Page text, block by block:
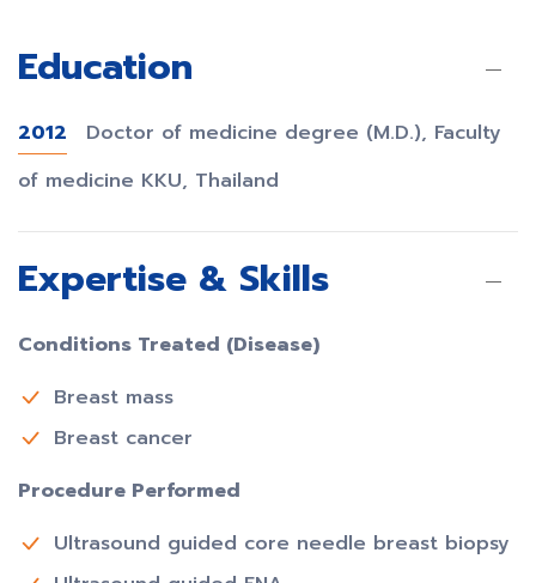
Education
2012
Doctor of medicine degree (M.D.), Faculty
of medicine KKU, Thailand
Expertise & Skills
Conditions Treated (Disease)
Breast mass
Breast cancer
Procedure Performed
Ultrasound guided core needle breast biopsy